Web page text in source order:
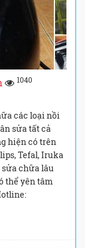
1040
các loại nồi
sửa tất cả
hiện có trên
Tefal, Iruka
chữa lâu
thể yên tâm